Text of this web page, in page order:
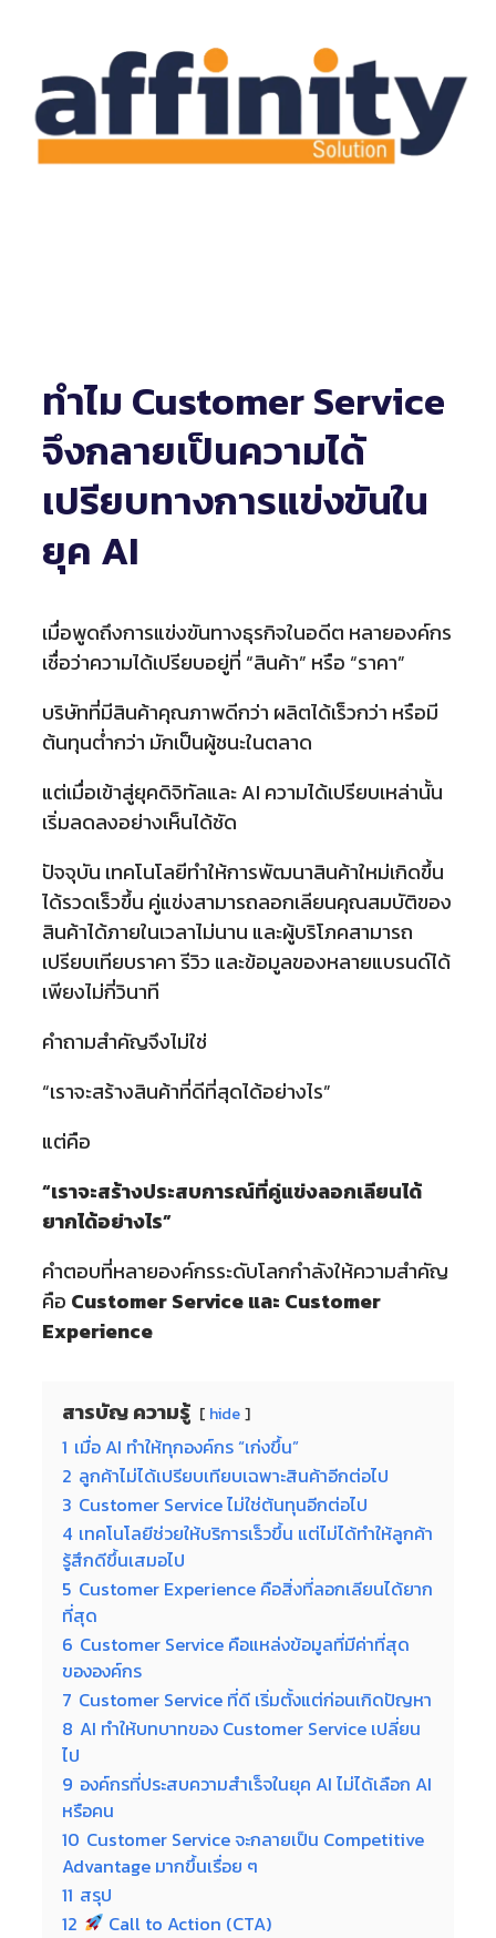
ทำไม Customer Service
จึงกลายเป็นความได้
เปรียบทางการแข่งขันใน
ยุค AI
เมื่อพูดถึงการแข่งขันทางธุรกิจในอดีต หลายองค์กร
เชื่อว่าความได้เปรียบอยู่ที่ “สินค้า” หรือ “ราคา”
บริษัทที่มีสินค้าคุณภาพดีกว่า ผลิตได้เร็วกว่า หรือมี
ต้นทุนต่ำกว่า มักเป็นผู้ชนะในตลาด
แต่เมื่อเข้าสู่ยุคดิจิทัลและ AI ความได้เปรียบเหล่านั้น
เริ่มลดลงอย่างเห็นได้ชัด
ปัจจุบัน เทคโนโลยีทำให้การพัฒนาสินค้าใหม่เกิดขึ้น
ได้รวดเร็วขึ้น คู่แข่งสามารถลอกเลียนคุณสมบัติของ
สินค้าได้ภายในเวลาไม่นาน และผู้บริโภคสามารถ
เปรียบเทียบราคา รีวิว และข้อมูลของหลายแบรนด์ได้
เพียงไม่กี่วินาที
คำถามสำคัญจึงไม่ใช่
“เราจะสร้างสินค้าที่ดีที่สุดได้อย่างไร”
แต่คือ
“เราจะสร้างประสบการณ์ที่คู่แข่งลอกเลียนได้
ยากได้อย่างไร”
คำตอบที่หลายองค์กรระดับโลกกำลังให้ความสำคัญ
คือ Customer Service และ Customer
Experience
สารบัญ ความรู้ hide
1 เมื่อ AI ทำให้ทุกองค์กร “เก่งขึ้น”
2 ลูกค้าไม่ได้เปรียบเทียบเฉพาะสินค้าอีกต่อไป
3 Customer Service ไม่ใช่ต้นทุนอีกต่อไป
4 เทคโนโลยีช่วยให้บริการเร็วขึ้น แต่ไม่ได้ทำให้ลูกค้า
รู้สึกดีขึ้นเสมอไป
5 Customer Experience คือสิ่งที่ลอกเลียนได้ยาก
ที่สุด
6 Customer Service คือแหล่งข้อมูลที่มีค่าที่สุด
ขององค์กร
7 Customer Service ที่ดี เริ่มตั้งแต่ก่อนเกิดปัญหา
8 AI ทำให้บทบาทของ Customer Service เปลี่ยน
ไป
9 องค์กรที่ประสบความสำเร็จในยุค AI ไม่ได้เลือก AI
หรือคน
10 Customer Service จะกลายเป็น Competitive
Advantage มากขึ้นเรื่อย ๆ
11 สรุป
12
Call to Action (CTA)